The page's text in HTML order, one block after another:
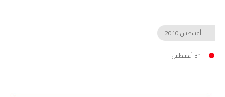
أغسطس2010
31 أغسطس